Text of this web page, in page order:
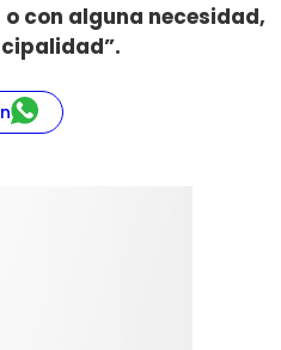
con alguna necesidad,